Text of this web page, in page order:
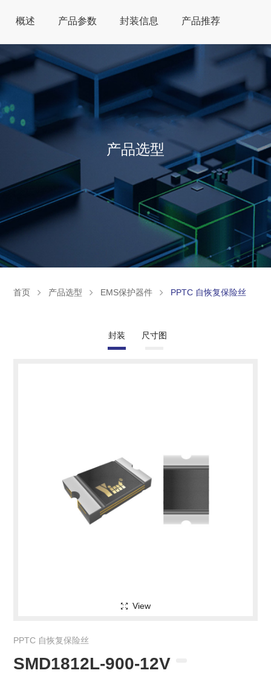
产品选型
首页 产品选型 EMS保护器件 PPTC 自恢复保险丝
概述 产品参数 封装信息 产品推荐
封装 尺寸图
View
PPTC 自恢复保险丝
SMD1812L-900-12V